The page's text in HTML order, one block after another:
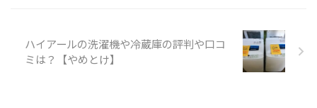
ハイアールの洗濯機や冷蔵庫の評判や口コ
ミは？【やめとけ】